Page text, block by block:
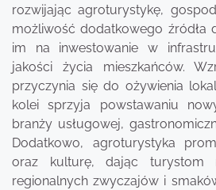
rozwijając agroturystykę,
możliwość dodatkowego źródła
im na inwestowanie w
jakości życia mieszkańców.
przyczynia się do ożywienia
kolei sprzyja powstawaniu
branży usługowej,
Dodatkowo, agroturystyka
oraz kulturę, dając turystom
regionalnych zwyczajów i